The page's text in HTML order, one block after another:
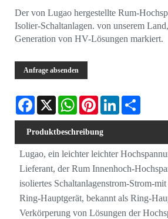
Der von Lugao hergestellte Rum-
Isolier-Schaltanlagen. von unserem
Generation von HV-Lösungen markiert.
Anfrage absenden
Facebook
X WhatsAppPinterestLinkedIn
Produktbeschreibung
Lugao, ein leichter leichter
Lieferant, der Rum Innenhoch-
isoliertes Schaltanlagenstrom-Strom-
Ring-Hauptgerät, bekannt als Ring-
Verkörperung von Lösungen der